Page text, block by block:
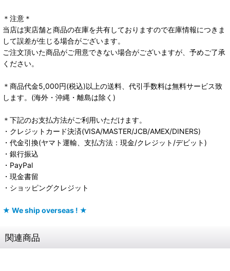
＊注意＊
当店は実店舗と商品の在庫を共有しておりますので在庫情報につきま
して誤差が生じる場合がございます。
ご注文頂いた商品がご用意できない場合がございますが、予めご了承
ください。
＊商品代金5,000円(税込)以上の送料、代引手数料は無料サービス致
します。(海外・沖縄・離島は除く)
＊下記のお支払方法がご利用いただけます。
・クレジットカード決済(VISA/MASTER/JCB/AMEX/DINERS)
・代金引換(ヤマト運輸、支払方法：現金/クレジット/デビット)
・銀行振込
・PayPal
・現金書留
・ショッピングクレジット
★ We ship overseas ! ★
関連商品